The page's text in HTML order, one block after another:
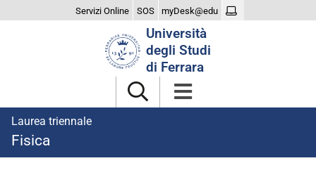
Servizi Online SOS myDesk@edu
Università
degli Studi
di Ferrara
Laurea triennale
Fisica